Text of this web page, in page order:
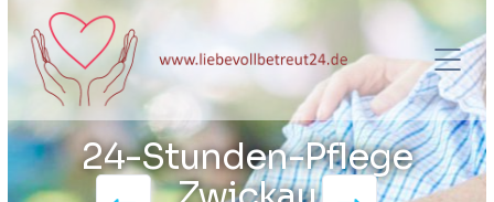
24-Stunden-Pflege